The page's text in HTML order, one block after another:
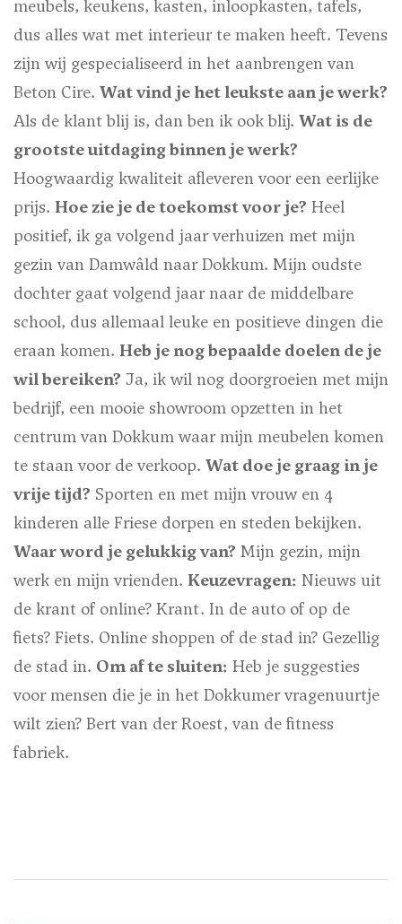
meubels, keukens, kasten, inloopkasten, tafels,
dus alles wat met interieur te maken heeft. Tevens
zijn wij gespecialiseerd in het aanbrengen van
Beton Cire. Wat vind je het leukste aan je werk?
Als de klant blij is, dan ben ik ook blij. Wat is de
grootste uitdaging binnen je werk?
Hoogwaardig kwaliteit afleveren voor een eerlijke
prijs. Hoe zie je de toekomst voor je? Heel
positief, ik ga volgend jaar verhuizen met mijn
gezin van Damwâld naar Dokkum. Mijn oudste
dochter gaat volgend jaar naar de middelbare
school, dus allemaal leuke en positieve dingen die
eraan komen. Heb je nog bepaalde doelen de je
wil bereiken? Ja, ik wil nog doorgroeien met mijn
bedrijf, een mooie showroom opzetten in het
centrum van Dokkum waar mijn meubelen komen
te staan voor de verkoop. Wat doe je graag in je
vrije tijd? Sporten en met mijn vrouw en 4
kinderen alle Friese dorpen en steden bekijken.
Waar word je gelukkig van? Mijn gezin, mijn
werk en mijn vrienden. Keuzevragen: Nieuws uit
de krant of online? Krant. In de auto of op de
fiets? Fiets. Online shoppen of de stad in? Gezellig
de stad in. Om af te sluiten: Heb je suggesties
voor mensen die je in het Dokkumer vragenuurtje
wilt zien? Bert van der Roest, van de fitness
fabriek.